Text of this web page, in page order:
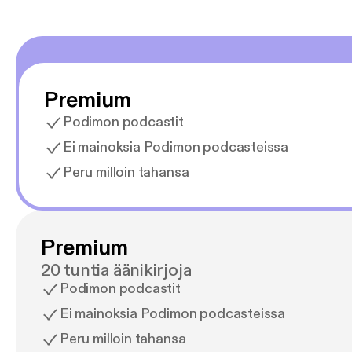
Premium
Podimon podcastit
Ei mainoksia Podimon podcasteissa
Peru milloin tahansa
Premium
20 tuntia äänikirjoja
Podimon podcastit
Ei mainoksia Podimon podcasteissa
Peru milloin tahansa